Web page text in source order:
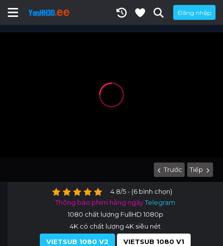
Đăng nhập
Trước Tiếp
4.8/5 - (6 bình chọn)
Thông báo phim hằng ngàyTelegram
1080 chất lượng FullHD 1080p
4K có chất lượng 4K siêu nét
VIETSUB 1080 V2
VIETSUB 1080 V1